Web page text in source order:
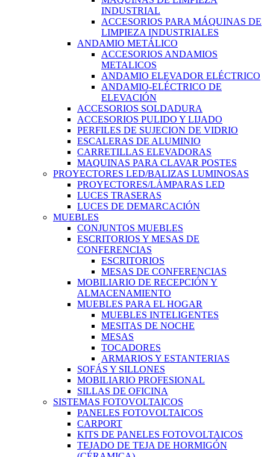
INDUSTRIAL
ACCESORIOS PARA MÁQUINAS DE
LIMPIEZA INDUSTRIALES
ANDAMIO METÁLICO
ACCESORIOS ANDAMIOS
METALICOS
ANDAMIO ELEVADOR ELÉCTRICO
ANDAMIO-ELÉCTRICO DE
ELEVACIÓN
ACCESORIOS SOLDADURA
ACCESORIOS PULIDO Y LIJADO
PERFILES DE SUJECION DE VIDRIO
ESCALERAS DE ALUMINIO
CARRETILLAS ELEVADORAS
MAQUINAS PARA CLAVAR POSTES
PROYECTORES LED/BALIZAS LUMINOSAS
PROYECTORES/LÁMPARAS LED
LUCES TRASERAS
LUCES DE DEMARCACIÓN
MUEBLES
CONJUNTOS MUEBLES
ESCRITORIOS Y MESAS DE
CONFERENCIAS
ESCRITORIOS
MESAS DE CONFERENCIAS
MOBILIARIO DE RECEPCIÓN Y
ALMACENAMIENTO
MUEBLES PARA EL HOGAR
MUEBLES INTELIGENTES
MESITAS DE NOCHE
MESAS
TOCADORES
ARMARIOS Y ESTANTERIAS
SOFÁS Y SILLONES
MOBILIARIO PROFESIONAL
SILLAS DE OFICINA
SISTEMAS FOTOVOLTAICOS
PANELES FOTOVOLTAICOS
CARPORT
KITS DE PANELES FOTOVOLTAICOS
TEJADO DE TEJA DE HORMIGÓN